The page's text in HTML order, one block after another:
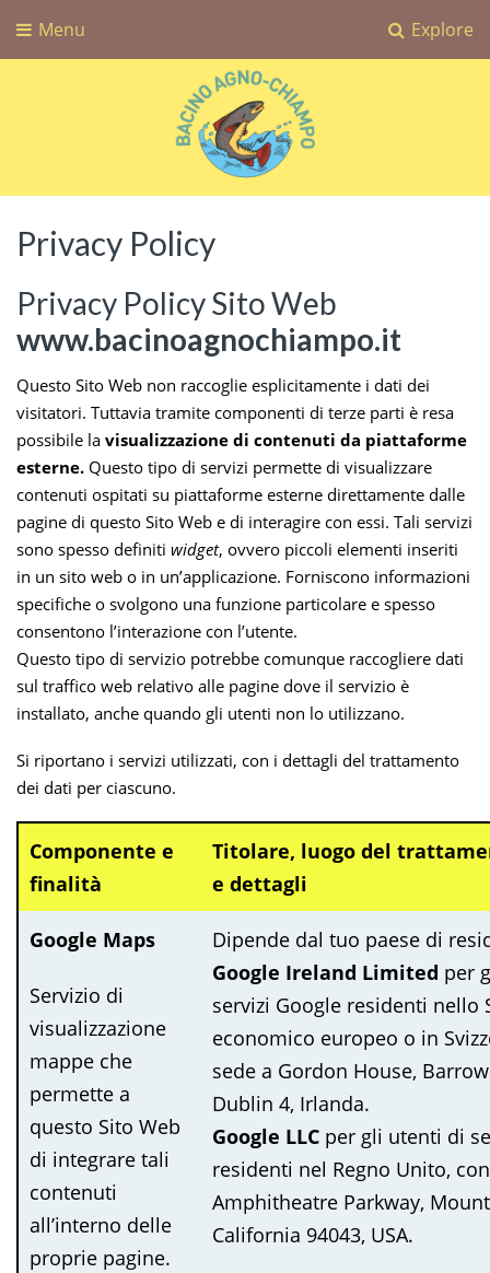
Explore
Menu
Bacino Agno-Chiampo
Associazione Sportiva Dilettantistica Bacino Agno-Chiampo
Privacy Policy
Privacy Policy Sito Web
www.bacinoagnochiampo.it
Questo Sito Web non raccoglie esplicitamente i dati dei
visitatori. Tuttavia tramite componenti di terze parti è resa
possibile la visualizzazione di contenuti da piattaforme
esterne. Questo tipo di servizi permette di visualizzare
contenuti ospitati su piattaforme esterne direttamente dalle
pagine di questo Sito Web e di interagire con essi. Tali servizi
sono spesso definiti widget, ovvero piccoli elementi inseriti
in un sito web o in un’applicazione. Forniscono informazioni
specifiche o svolgono una funzione particolare e spesso
consentono l’interazione con l’utente.
Questo tipo di servizio potrebbe comunque raccogliere dati
sul traffico web relativo alle pagine dove il servizio è
installato, anche quando gli utenti non lo utilizzano.
Si riportano i servizi utilizzati, con i dettagli del trattamento
dei dati per ciascuno.
Componente e
finalità
Titolare, luogo del
e dettagli
Google Maps
Servizio di
visualizzazione
mappe che
permette a
questo Sito Web
di integrare tali
contenuti
all’interno delle
proprie pagine.
Dipende dal tuo paese di
Google Ireland Limited per
servizi Google residenti nello
economico europeo o in
sede a Gordon House,
Dublin 4, Irlanda.
Google LLC per gli utenti di
residenti nel Regno Unito,
Amphitheatre Parkway,
California 94043, USA.